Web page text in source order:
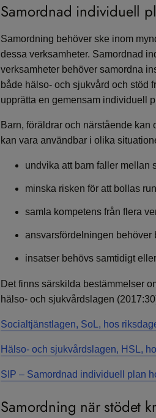
Samordnad individuell
Samordning behöver ske inom
dessa verksamheter. Samordnad
verksamheter behöver samordna
både hälso- och sjukvård och stöd
upprätta en gemensam individuell
Barn, föräldrar och närstående
kan vara användbar i olika
undvika att barn faller mellan
minska risken för att bollas
samla kompetens från flera
ansvarsfördelningen behöver
insatser behövs samtidigt
Det finns särskilda bestämmelser
hälso- och sjukvårdslagen
Socialtjänstlagen, SoL, hos
Hälso- och sjukvårdslagen, HSL,
SIP – Samordnad individuell plan
Samordning när stödet